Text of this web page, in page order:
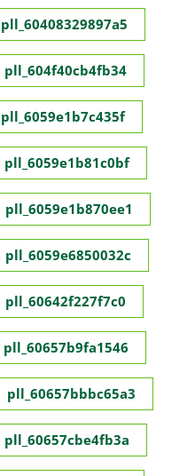
pll_60408329897a5
pll_604f40cb4fb34
pll_6059e1b7c435f
pll_6059e1b81c0bf
pll_6059e1b870ee1
pll_6059e6850032c
pll_60642f227f7c0
pll_60657b9fa1546
pll_60657bbbc65a3
pll_60657cbe4fb3a